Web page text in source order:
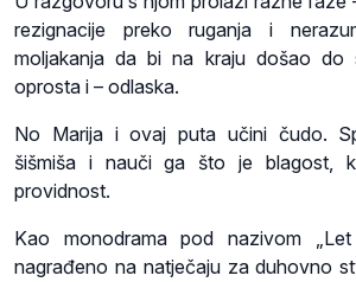
rezignacije preko ruganja i
moljakanja da bi na kraju došao do
oprosta i – odlaska.
No Marija i ovaj puta učini čudo.
šišmiša i nauči ga što je blagost,
providnost.
Kao monodrama pod nazivom
nagrađeno na natječaju za duhovno